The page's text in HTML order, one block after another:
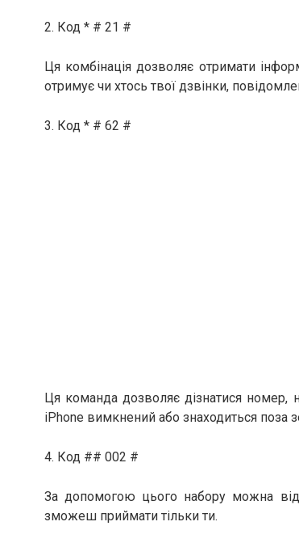
2. Код * # 21 #
Ця комбінація дозволяє отримати
отримує чи хтось твої дзвінки,
3. Код * # 62 #
Ця команда дозволяє дізнатися номер,
iPhone вимкнений або знаходиться поза
4. Код ## 002 #
За допомогою цього набору можна
зможеш приймати тільки ти.